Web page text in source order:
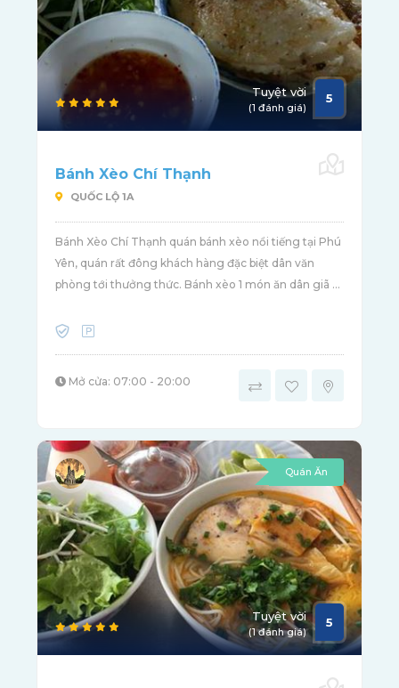
Tuyệt vời
(1 đánh giá)
5
Bánh Xèo Chí Thạnh
QUỐC LỘ 1A
Bánh Xèo Chí Thạnh quán bánh xèo nổi tiếng tại Phú
Yên, quán rất đông khách hàng đặc biệt dân văn
phòng tới thưởng thức. Bánh xèo 1 món ăn dân giã ...
Mở cửa: 07:00 - 20:00
Quán Ăn
Tuyệt vời
(1 đánh giá)
5